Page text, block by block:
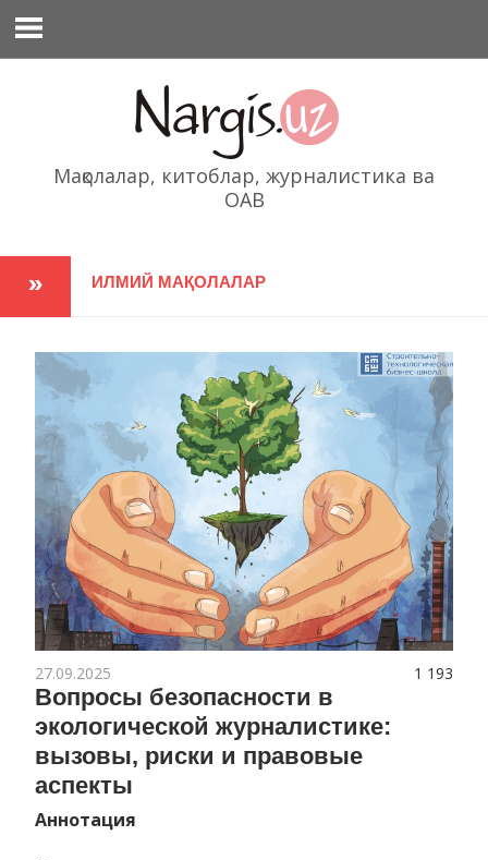
содержимому
Мақолалар, китоблар, журналистика ва
ОАВ
ИЛМИЙ МАҚОЛАЛАР
1 193
27.09.2025
Вопросы безопасности в
экологической журналистике:
вызовы, риски и правовые
аспекты
Аннотация